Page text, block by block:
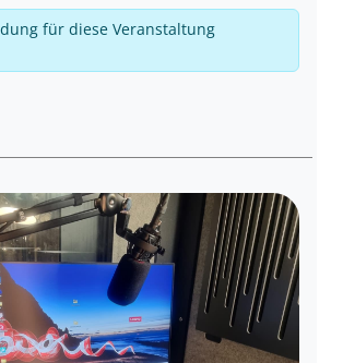
für diese Veranstaltung